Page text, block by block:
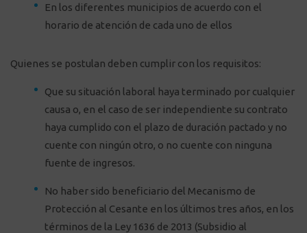
En los diferentes municipios de acuerdo con el
horario de atención de cada uno de ellos
Quienes se postulan deben cumplir con los requisitos:
Que su situación laboral haya terminado por cualquier
causa o, en el caso de ser independiente su contrato
haya cumplido con el plazo de duración pactado y no
cuente con ningún otro, o no cuente con ninguna
fuente de ingresos.
No haber sido beneficiario del Mecanismo de
Protección al Cesante en los últimos tres años, en los
términos de la Ley 1636 de 2013 (Subsidio al